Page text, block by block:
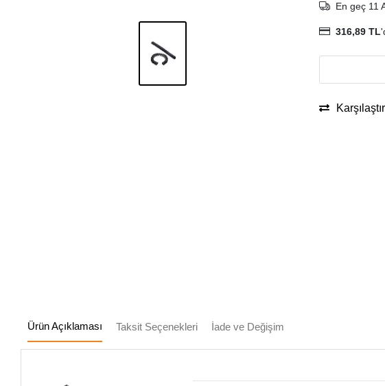
En geç 11
316,89 TL
Karşılaştır
Ürün Açıklaması Taksit Seçenekleri İade ve Değişim